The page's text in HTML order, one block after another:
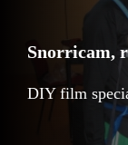
Snorricam,
DIY film